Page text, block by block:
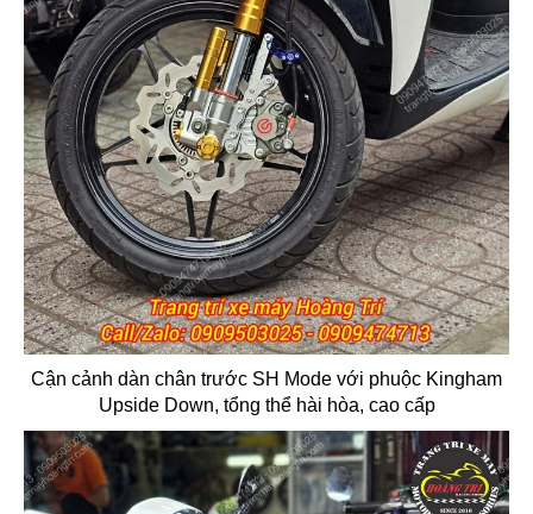
Cận cảnh dàn chân trước SH Mode với phuộc Kingham
Upside Down, tổng thể hài hòa, cao cấp